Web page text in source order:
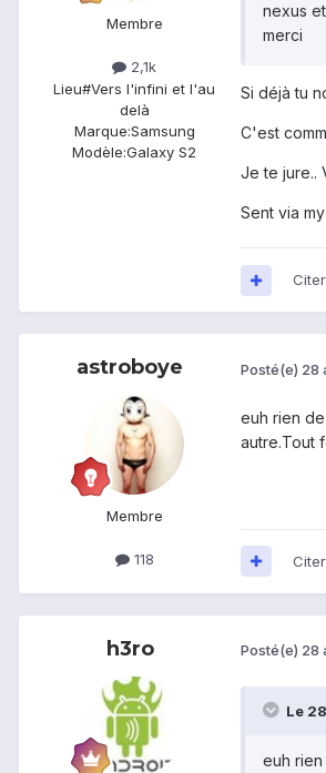
Membre
2,1k
Lieu#Vers l'infini et l'au
delà
Marque:Samsung
Modèle:Galaxy S2
nexus
merci
Si déjà tu
C'est
Je te jure..
Sent via
Citer
astroboye
Membre
118
Posté(e) 28
euh rien
autre.Tout
Citer
h3ro Posté(e) 28
Le
euh